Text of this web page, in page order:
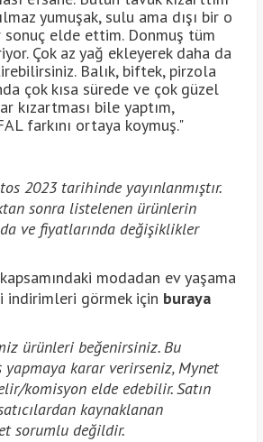
yumuşak, sulu ama dışı bir o
sonuç elde ettim. Donmuş tüm
Çok az yağ ekleyerek daha da
Balık, biftek, pirzola
çok kısa sürede ve çok güzel
kızartması bile yaptım,
farkını ortaya koymuş."
2023 tarihinde yayınlanmıştır.
sonra listelenen ürünlerin
ve fiyatlarında değişiklikler
modadan ev yaşama
indirimleri görmek için buraya
ürünleri beğenirsiniz. Bu
yapmaya karar verirseniz, Mynet
komisyon elde edebilir. Satın
kaynaklanan
sorumlu değildir.